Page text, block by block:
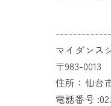
マイダンス
〒983-0013
住所：仙台
電話番号